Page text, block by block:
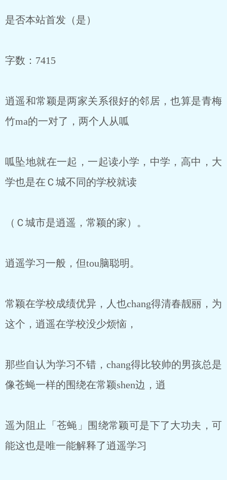
是否本站首发（是）
字数：7415
逍遥和常颖是两家关系很好的邻居，也算是青梅
竹ma的一对了，两个人从呱
呱坠地就在一起，一起读小学，中学，高中，大
学也是在Ｃ城不同的学校就读
（Ｃ城市是逍遥，常颖的家）。
逍遥学习一般，但tou脑聪明。
常颖在学校成绩优异，人也chang得清春靓丽，为
这个，逍遥在学校没少烦恼，
那些自认为学习不错，chang得比较帅的男孩总是
像苍蝇一样的围绕在常颖shen边，逍
遥为阻止「苍蝇」围绕常颖可是下了大功夫，可
能这也是唯一能解释了逍遥学习